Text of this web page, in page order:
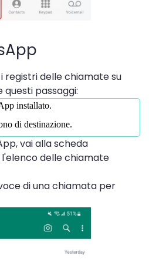
registri delle chiamate su
questi passaggi:
installato.
di destinazione.
vai alla scheda
l'elenco delle chiamate
di una chiamata per